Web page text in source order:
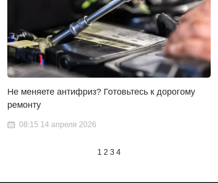
Не меняете антифриз? Готовьтесь к дорогому
ремонту
08:15 14 апреля 2026
1 2 3 4